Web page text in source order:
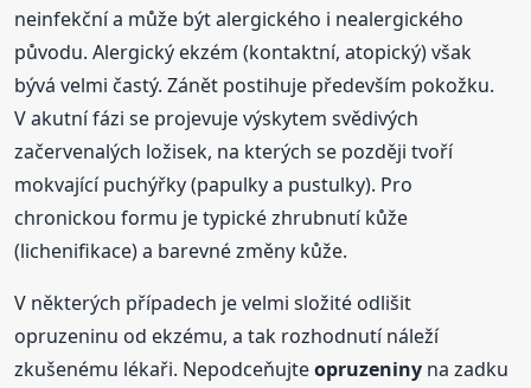
neinfekční a může být alergického i nealergického
původu. Alergický ekzém (kontaktní, atopický) však
bývá velmi častý. Zánět postihuje především pokožku.
V akutní fázi se projevuje výskytem svědivých
začervenalých ložisek, na kterých se později tvoří
mokvající puchýřky (papulky a pustulky). Pro
chronickou formu je typické zhrubnutí kůže
(lichenifikace) a barevné změny kůže.
V některých případech je velmi složité odlišit
opruzeninu od ekzému, a tak rozhodnutí náleží
zkušenému lékaři. Nepodceňujteopruzeniny na zadku